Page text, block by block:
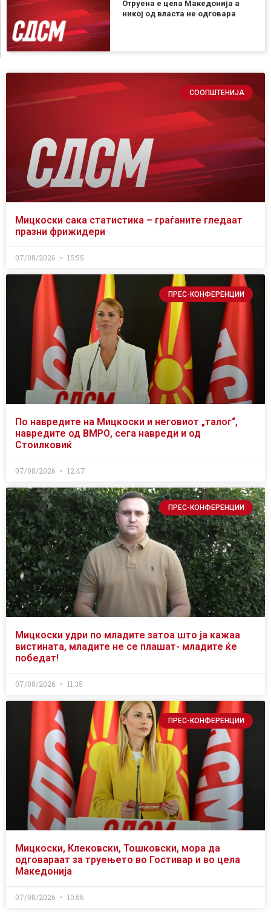
Отруена е цела Македонија а
никој од власта не одговара
СООПШТЕНИЈА
Мицкоски сака статистика – граѓаните гледаат
празни фрижидери
07/08/2026 15:55
ПРЕС-КОНФЕРЕНЦИИ
По навредите на Мицкоски и неговиот „талог“,
навредите од ВМРО, сега навреди и од
Стоилковиќ
07/08/2026 12:47
ПРЕС-КОНФЕРЕНЦИИ
Мицкоски удри по младите затоа што ја кажаа
вистината, младите не се плашат- младите ќе
победат!
07/08/2026 11:35
ПРЕС-КОНФЕРЕНЦИИ
Мицкоски, Клековски, Тошковски, мора да
одговараат за труењето во Гостивар и во цела
Македонија
07/08/2026 10:56